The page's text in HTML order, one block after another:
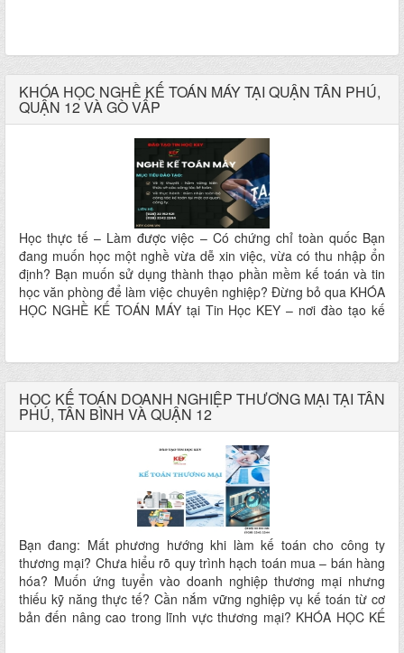
KHÓA HỌC NGHỀ KẾ TOÁN MÁY TẠI QUẬN TÂN PHÚ,
QUẬN 12 VÀ GÒ VẤP
Học thực tế – Làm được việc – Có chứng chỉ toàn quốc Bạn
đang muốn học một nghề vừa dễ xin việc, vừa có thu nhập ổn
định? Bạn muốn sử dụng thành thạo phần mềm kế toán và tin
học văn phòng để làm việc chuyên nghiệp? Đừng bỏ qua KHÓA
HỌC NGHỀ KẾ TOÁN MÁY tại Tin Học KEY – nơi đào tạo kế
HỌC KẾ TOÁN DOANH NGHIỆP THƯƠNG MẠI TẠI TÂN
PHÚ, TÂN BÌNH VÀ QUẬN 12
Bạn đang: Mất phương hướng khi làm kế toán cho công ty
thương mại? Chưa hiểu rõ quy trình hạch toán mua – bán hàng
hóa? Muốn ứng tuyển vào doanh nghiệp thương mại nhưng
thiếu kỹ năng thực tế? Cần nắm vững nghiệp vụ kế toán từ cơ
bản đến nâng cao trong lĩnh vực thương mại? KHÓA HỌC KẾ